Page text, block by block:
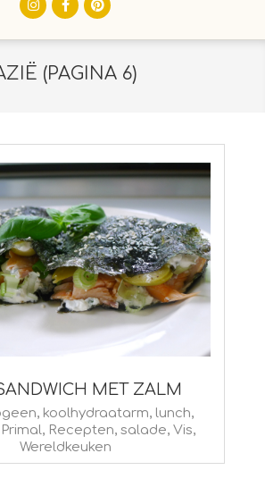
(PAGINA 6)
MET ZALM
, koolhydraatarm, lunch,
Primal, Recepten, salade, Vis,
Wereldkeuken